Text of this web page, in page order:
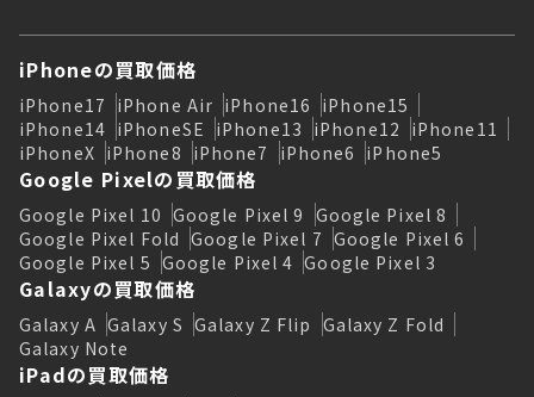
iPhoneの買取価格
iPhone17 iPhone Air iPhone16 iPhone15
iPhone14 iPhoneSE iPhone13 iPhone12 iPhone11
iPhoneX iPhone8 iPhone7 iPhone6 iPhone5
Google Pixelの買取価格
Google Pixel 10 Google Pixel 9 Google Pixel 8
Google Pixel Fold Google Pixel 7 Google Pixel 6
Google Pixel 5 Google Pixel 4 Google Pixel 3
Galaxyの買取価格
Galaxy A Galaxy S Galaxy Z Flip Galaxy Z Fold
Galaxy Note
iPadの買取価格